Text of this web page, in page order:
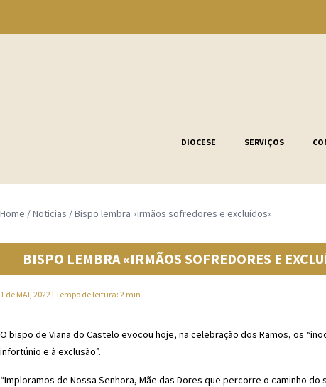
DIOCESE SERVIÇOS
Home /Noticias /Bispo lembra «irmãos sofredores e excluídos»
BISPO LEMBRA «IRMÃOS SOFREDORES E
1 de MAI, 2022| Tempo de leitura: 2 min
O bispo de Viana do Castelo evocou hoje, na celebração dos Ramos, os
infortúnio e à exclusão”.
“Imploramos de Nossa Senhora, Mãe das Dores que percorre o caminho